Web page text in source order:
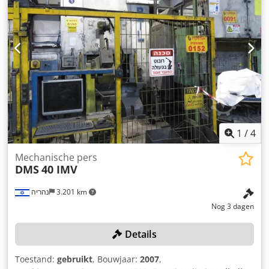
Tafelhoogte boven vloer 900 mm Motorvermogen 7,5 kW
Netaansluiting 380 Volt, 50 Hz Crodpfx Ajfim Theb Sjf -
Overbelastingsbeveiliging door breekplaat in ram -
Persluchtkoppeling-remcombinatie DESCH - Ramgewicht
balanceercilinder - Handmatige ramverstelling -
Tweehandbediening - Nokkenversnelling - Centrale
smering Vögele - Slagteller Benodigde ruimte L x B x H
2300 x 1450 x 3030 mm Gewicht ca. 10 ton. goede staat
1 /4
נהריה 3.201 km
Mechanische pers
DMS40 IMV
Nog 3 dagen
Details
Toestand: gebruikt, Bouwjaar: 2007,